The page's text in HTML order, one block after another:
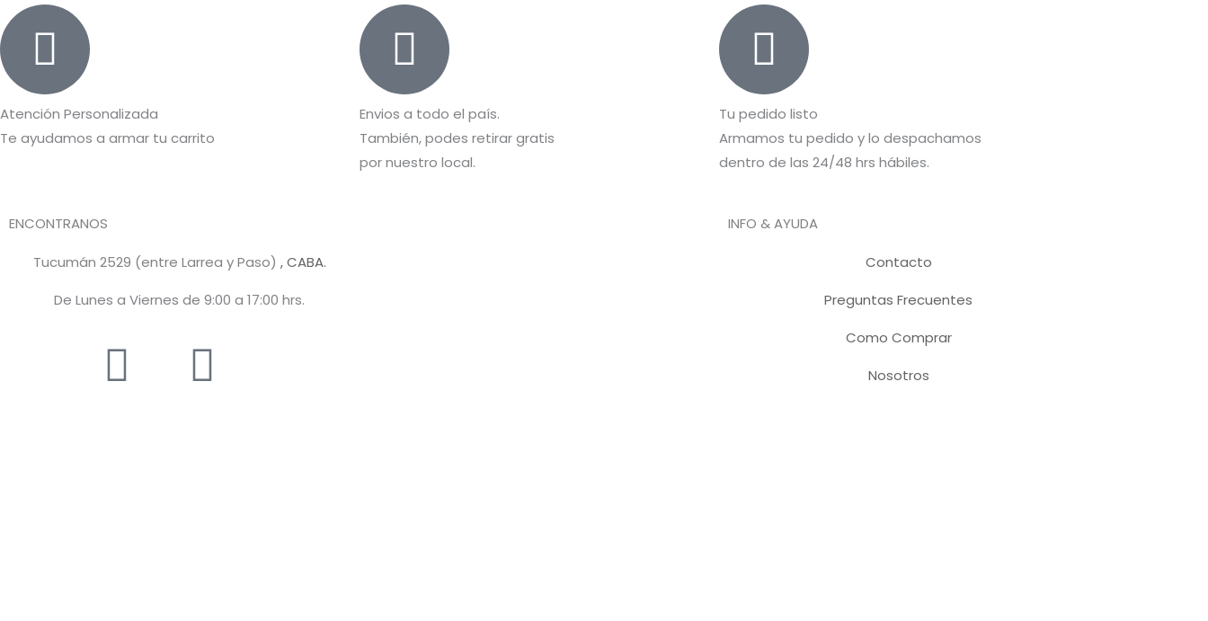
Atención Personalizada
Te ayudamos a armar tu carrito
Envios a todo el país.
También, podes retirar gratis
por nuestro local.
Tu pedido listo
Armamos tu pedido y lo despachamos
dentro de las 24/48 hrs hábiles.
ENCONTRANOS
Tucumán 2529 (entre Larrea y Paso) , CABA.
De Lunes a Viernes de 9:00 a 17:00 hrs.
INFO & AYUDA
Contacto
Preguntas Frecuentes
Como Comprar
Nosotros